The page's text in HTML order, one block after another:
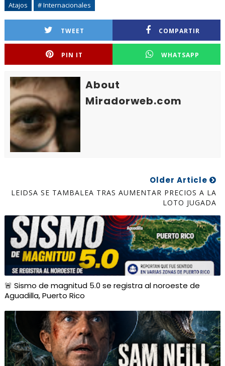
Atajos # Internacionales
TWEET COMPARTIR
PIN IT WHATSAPP
About
Miradorweb.com
Older Article
LEIDSA SE TAMBALEA TRAS AUMENTAR PRECIOS A LA
LOTO JUGADA
🚨 Sismo de magnitud 5.0 se registra al noroeste de
Aguadilla, Puerto Rico